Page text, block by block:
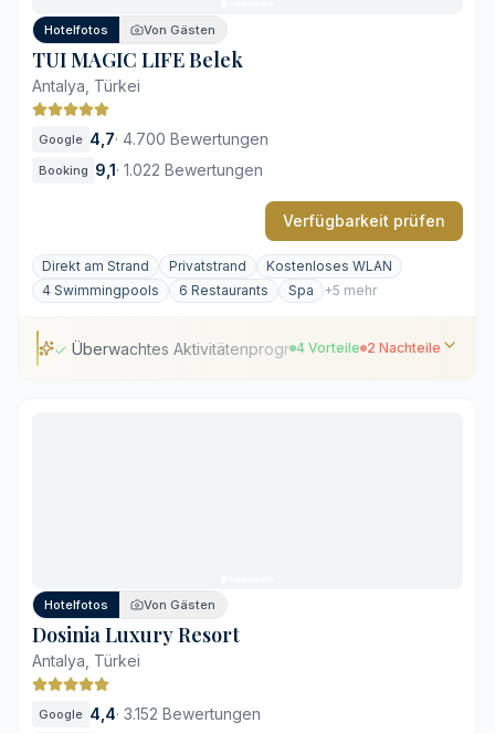
Hotelfotos Von Gästen
TUI MAGIC LIFE Belek
Antalya, Türkei
Google 4,7· 4.700 Bewertungen
Booking 9,1· 1.022 Bewertungen
Verfügbarkeit prüfen
Direkt am Strand Privatstrand
Kostenloses WLAN
4 Swimmingpools
6 Restaurants Spa +5 mehr
Überwachtes Aktivitätenprogramm für Kinder
4 Vorteile 2 Nachteile
Hotelfotos Von Gästen
Dosinia Luxury Resort
Antalya, Türkei
Google 4,4· 3.152 Bewertungen